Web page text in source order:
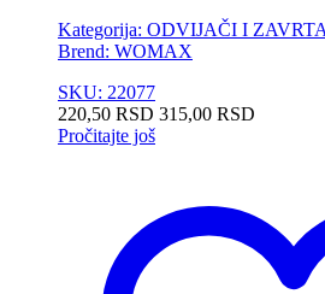
Kategorija: ODVIJAČI I
Brend: WOMAX
SKU: 22077
220,50 RSD 315,00 RSD
Pročitajte još